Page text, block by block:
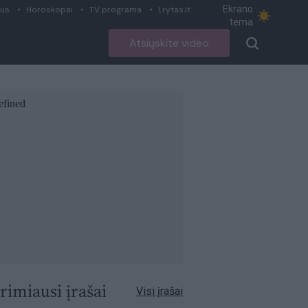
Horoskopai TV programa Lrytas.lt
Ekrano
tema
Atsiųskite video
įrašai Visi įrašai